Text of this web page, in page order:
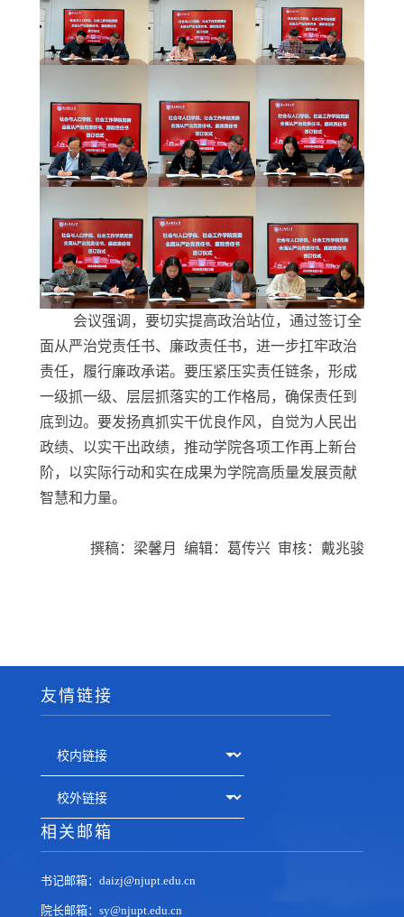
会议强调 ，要切实提高政治站位， 通过签订全
面从严治党责任书、廉政责任书，进一步扛牢政治
责任，履行廉政承诺。 要压紧压实责任链条，形成
一级抓一级、层层抓落实的工作格局，确保责任到
底到边。要发扬真抓实干优良作风，自觉为人民出
政绩、以实干出政绩，推动学院各项工作再上新台
阶，以实际行动和实在成果为学院高质量发展贡献
智慧和力量。
撰稿：梁馨月 编辑：葛传兴 审核：戴兆骏
友情链接
相关邮箱
书记邮箱：daizj@njupt.edu.cn
院长邮箱：sy@njupt.edu.cn